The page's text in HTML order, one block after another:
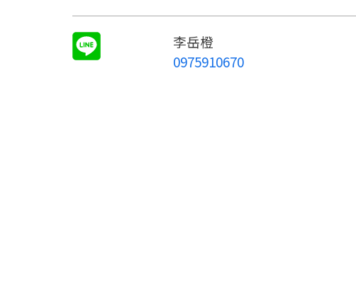
李岳橙
0975910670